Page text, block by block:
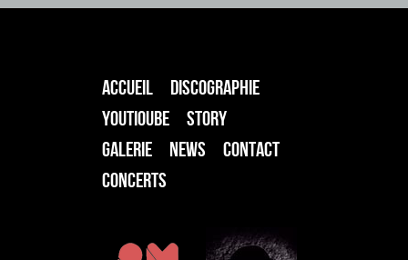
ACCUEIL
DISCOGRAPHIE
YOUTIOUBE
STORY
GALERIE
NEWS
CONTACT
CONCERTS